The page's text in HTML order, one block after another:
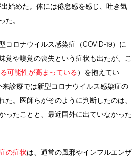
始めた。体には倦怠感を感じ、吐き気
た。
コロナウイルス感染症（COVID-19）に
覚や嗅覚の喪失という症状も出たが、こ
可能性が高まっている）を抱えてい
診療では新型コロナウイルス感染症の
た。医師らがそのように判断したのは、
ったことと、最近国外に出ていなかった
の症状は、通常の風邪やインフルエンザ